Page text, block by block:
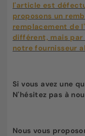
l'article est
proposons un
remplacement de
différent, mais
notre fournisseur
Si vous avez une
N'hésitez pas à
Nous vous